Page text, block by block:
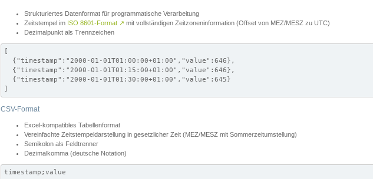
Strukturiertes Datenformat für programmatische Verarbeitung
Zeitstempel im ISO 8601-Format ↗ mit vollständigen Zeitzoneninformation (Offset von MEZ/MESZ zu UTC)
Dezimalpunkt als Trennzeichen
[
  {"timestamp":"2000-01-01T01:00:00+01:00","value":646},
  {"timestamp":"2000-01-01T01:15:00+01:00","value":646},
  {"timestamp":"2000-01-01T01:30:00+01:00","value":645}
]
CSV-Format
Excel-kompatibles Tabellenformat
Vereinfachte Zeitstempeldarstellung in gesetzlicher Zeit (MEZ/MESZ mit Sommerzeitumstellung)
Semikolon als Feldtrenner
Dezimalkomma (deutsche Notation)
timestamp;value